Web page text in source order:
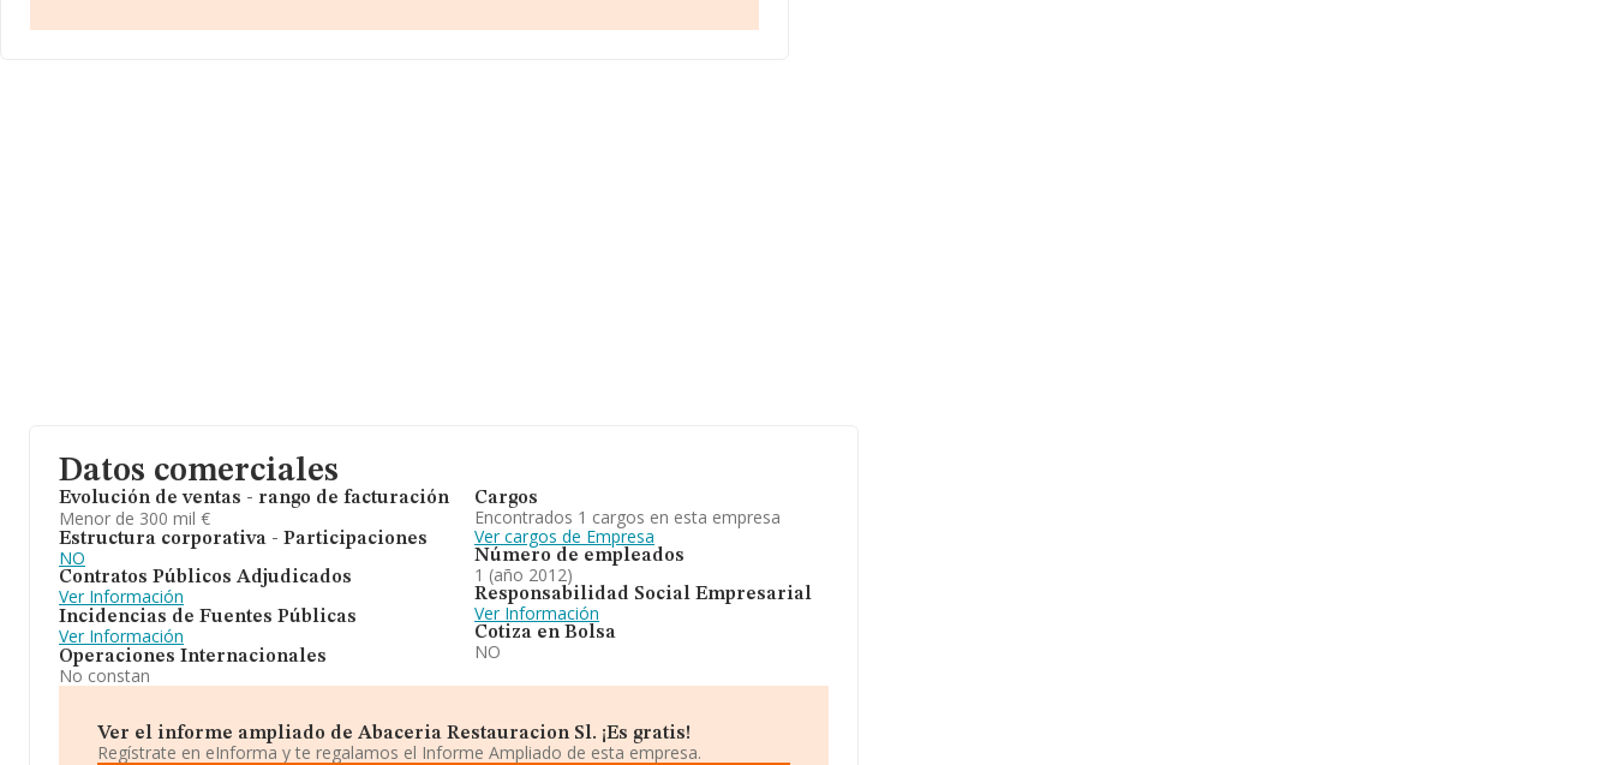
facturación de 223 mil euros entre todas las compañías. Teniendo en cuenta la información
Datos comerciales
Evolución de ventas - rango de facturación
Menor de 300 mil €
Estructura corporativa - Participaciones
NO
Contratos Públicos Adjudicados
Ver Información
Incidencias de Fuentes Públicas
Ver Información
Operaciones Internacionales
No constan
Cargos
Encontrados 1 cargos en esta empresa
Ver cargos de Empresa
Número de empleados
1 (año 2012)
Responsabilidad Social Empresarial
Ver Información
Cotiza en Bolsa
NO
Ver el informe ampliado de Abaceria Restauracion Sl. ¡Es gratis!
Regístrate en eInforma y te regalamos el Informe Ampliado de esta empresa.